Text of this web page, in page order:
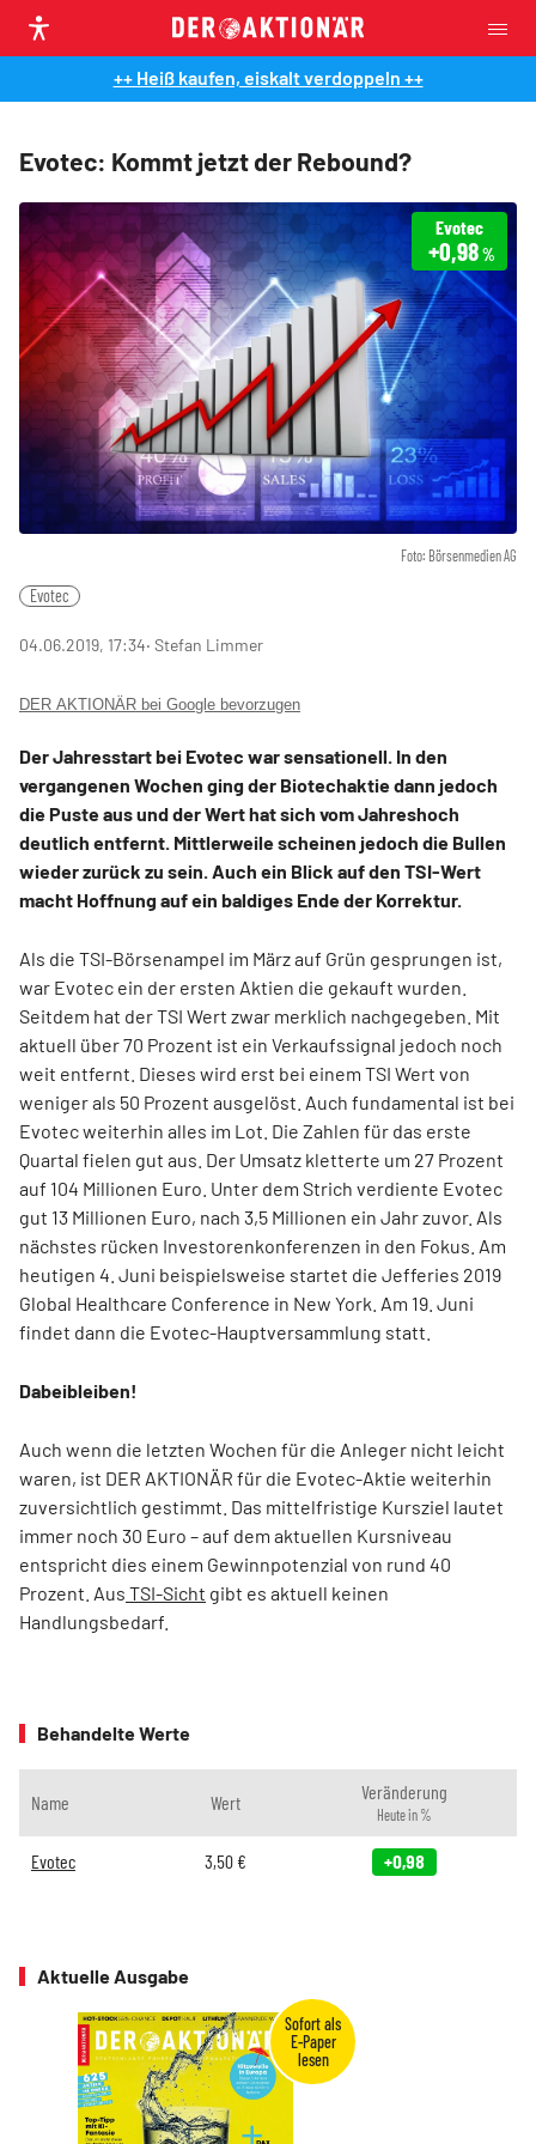
++ Heiß kaufen, eiskalt verdoppeln ++
Evotec: Kommt jetzt der Rebound?
Foto: Börsenmedien AG
Evotec
+0,98%
Evotec
04.06.2019, 17:34‧ Stefan Limmer
DER AKTIONÄR bei Google bevorzugen
Der Jahresstart bei Evotec war sensationell. In den
vergangenen Wochen ging der Biotechaktie dann jedoch
die Puste aus und der Wert hat sich vom Jahreshoch
deutlich entfernt. Mittlerweile scheinen jedoch die Bullen
wieder zurück zu sein. Auch ein Blick auf den TSI-Wert
macht Hoffnung auf ein baldiges Ende der Korrektur.
Als die TSI-Börsenampel im März auf Grün gesprungen ist,
war Evotec ein der ersten Aktien die gekauft wurden.
Seitdem hat der TSI Wert zwar merklich nachgegeben. Mit
aktuell über 70 Prozent ist ein Verkaufssignal jedoch noch
weit entfernt. Dieses wird erst bei einem TSI Wert von
weniger als 50 Prozent ausgelöst. Auch fundamental ist bei
Evotec weiterhin alles im Lot. Die Zahlen für das erste
Quartal fielen gut aus. Der Umsatz kletterte um 27 Prozent
auf 104 Millionen Euro. Unter dem Strich verdiente Evotec
gut 13 Millionen Euro, nach 3,5 Millionen ein Jahr zuvor. Als
nächstes rücken Investorenkonferenzen in den Fokus. Am
heutigen 4. Juni beispielsweise startet die Jefferies 2019
Global Healthcare Conference in New York. Am 19. Juni
findet dann die Evotec-Hauptversammlung statt.
Dabeibleiben!
Auch wenn die letzten Wochen für die Anleger nicht leicht
waren, ist DER AKTIONÄR für die Evotec-Aktie weiterhin
zuversichtlich gestimmt. Das mittelfristige Kursziel lautet
immer noch 30 Euro – auf dem aktuellen Kursniveau
entspricht dies einem Gewinnpotenzial von rund 40
Prozent. Aus TSI-Sicht gibt es aktuell keinen
Handlungsbedarf.
Behandelte Werte
Name Wert Veränderung
Heute in %
Evotec 3,50€ +0,98
Aktuelle Ausgabe